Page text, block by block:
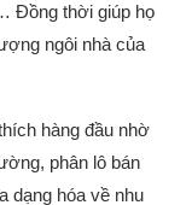
Đồng thời giúp họ
ngôi nhà của
hàng đầu nhờ
phân lô bán
dạng hóa về nhu